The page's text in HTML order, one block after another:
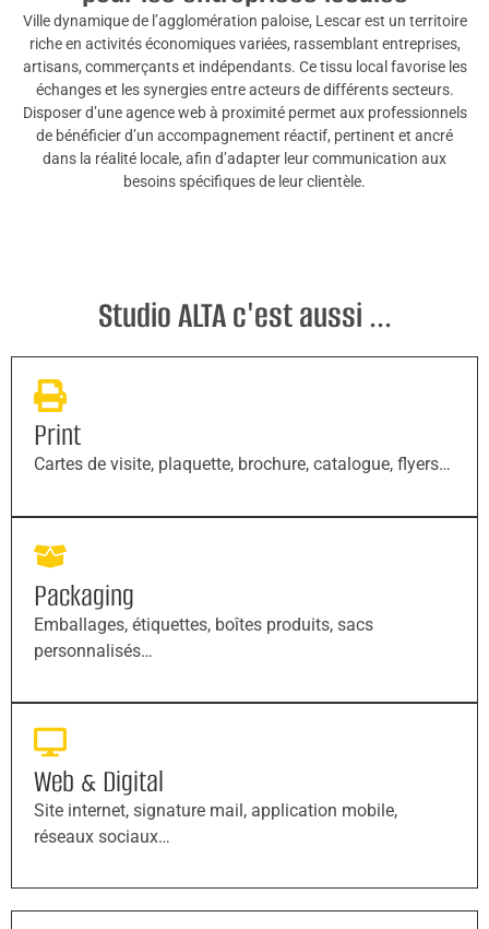
Ville dynamique de l’agglomération paloise, Lescar est un territoire
riche en activités économiques variées, rassemblant entreprises,
artisans, commerçants et indépendants. Ce tissu local favorise les
échanges et les synergies entre acteurs de différents secteurs.
Disposer d’une agence web à proximité permet aux professionnels
de bénéficier d’un accompagnement réactif, pertinent et ancré
dans la réalité locale, afin d’adapter leur communication aux
besoins spécifiques de leur clientèle.
Studio ALTA c'est aussi ...
Print
Cartes de visite, plaquette, brochure, catalogue, flyers…
Packaging
Emballages, étiquettes, boîtes produits, sacs
personnalisés…
Web & Digital
Site internet, signature mail, application mobile,
réseaux sociaux…